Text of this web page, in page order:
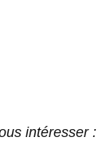
intéresser :